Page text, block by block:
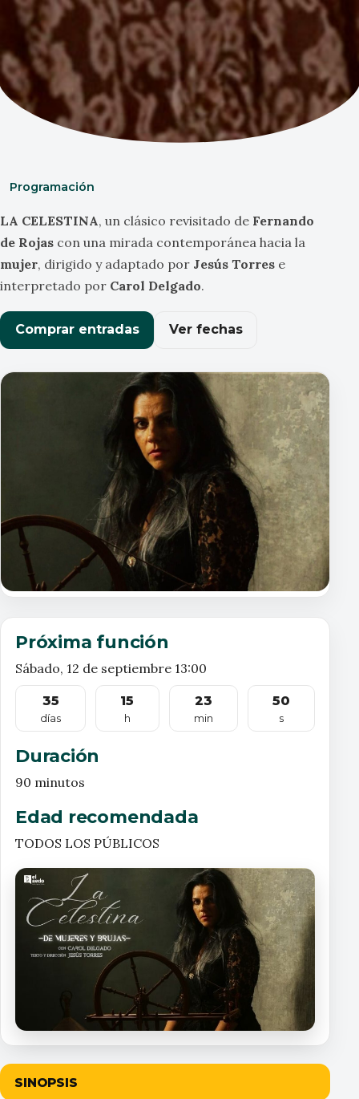
Programación
LA CELESTINA, un clásico revisitado de Fernando
de Rojas con una mirada contemporánea hacia la
mujer, dirigido y adaptado por Jesús Torres e
interpretado por Carol Delgado.
Comprar entradas Ver fechas
Próxima función
Sábado, 12 de septiembre 13:00
35
días
15
h
23
min
49
s
Duración
90 minutos
Edad recomendada
TODOS LOS PÚBLICOS
LA CELESTINA
SINOPSIS